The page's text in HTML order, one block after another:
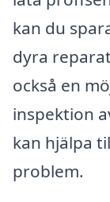
kan du
dyra
också en
inspektion
kan hjälpa
problem.